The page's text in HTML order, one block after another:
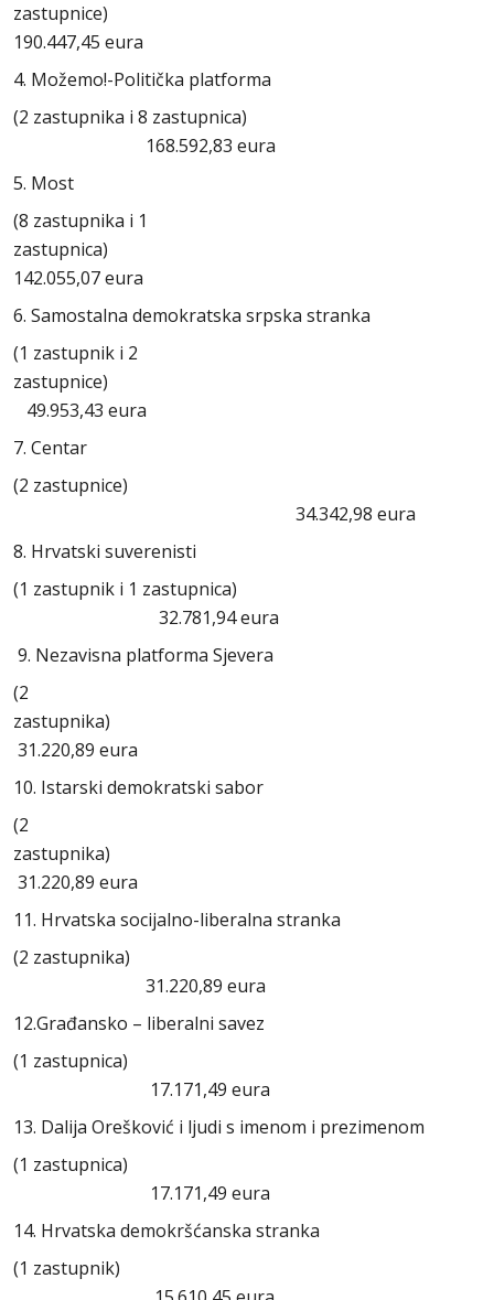
zastupnice)
190.447,45 eura
4. Možemo!-Politička platforma
(2 zastupnika i 8 zastupnica)
168.592,83 eura
5. Most
(8 zastupnika i 1
zastupnica)
142.055,07 eura
6. Samostalna demokratska srpska stranka
(1 zastupnik i 2
zastupnice)
49.953,43 eura
7. Centar
(2 zastupnice)
34.342,98 eura
8. Hrvatski suverenisti
(1 zastupnik i 1 zastupnica)
32.781,94 eura
9. Nezavisna platforma Sjevera
(2
31.220,89 eura
10. Istarski demokratski sabor
(2
31.220,89 eura
11. Hrvatska socijalno-liberalna stranka
(2 zastupnika)
31.220,89 eura
12.Građansko – liberalni savez
(1 zastupnica)
17.171,49 eura
13. Dalija Orešković i ljudi s imenom i prezimenom
(1 zastupnica)
17.171,49 eura
14. Hrvatska demokršćanska stranka
(1 zastupnik)